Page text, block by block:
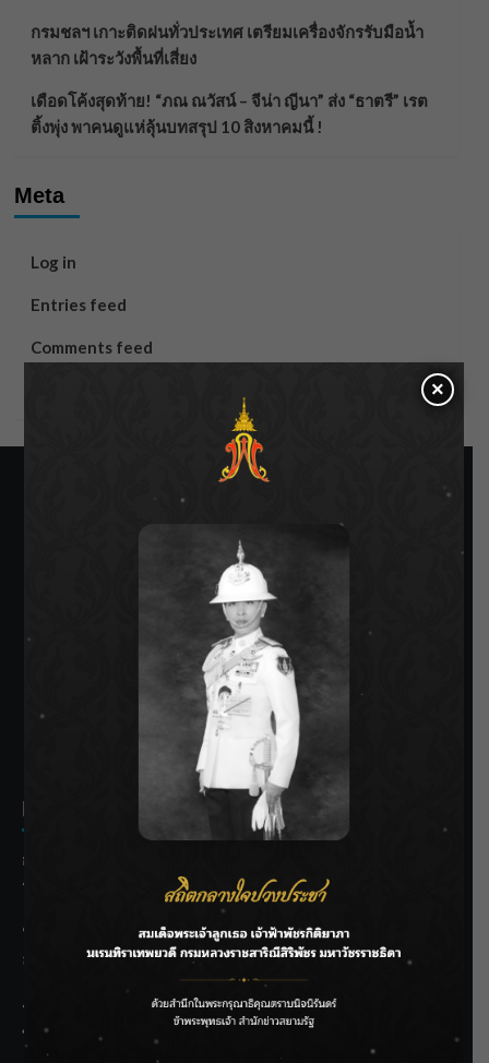
กรมชลฯ เกาะติดฝนทั่วประเทศ เตรียมเครื่องจักรรับมือน้ำ
หลาก เฝ้าระวังพื้นที่เสี่ยง
เดือดโค้งสุดท้าย! “ภณ ณวัสน์ – จีน่า ญีนา” ส่ง “ธาตรี” เรต
ติ้งพุ่ง พาคนดูแห่ลุ้นบทสรุป 10 สิงหาคมนี้ !
Meta
Log in
Entries feed
Comments feed
SIAMRATH VARIETY
THE BEST ENTERTAINMENT
Recent Posts
กรมชลฯ รับฟังประชาชน ติดตามแก้ปัญหาโครงการประตู
ระบายน้ำศรีสองรักฯ
‘แมน การิน’ แชร์ความเชื่อชวนคิด! “อยากกินอะไรหลังจาก
ลาโลกนี้ ให้ใส่บาตรสิ่งนั้นไว้ตอนยังมีชีวิต”
ราชเลขานุการในพระองค์ฯ ติดตามโครงการหุบกะพง–ห้วย
ทรายใต้ เสริมความมั่นคงน้ำเพชรบุรี
×